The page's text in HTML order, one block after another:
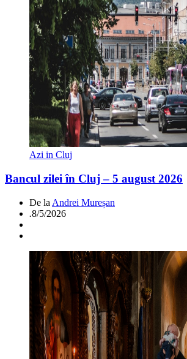
Azi in Cluj
Bancul zilei în Cluj – 5 august 2026
De la Andrei Mureșan
.8/5/2026